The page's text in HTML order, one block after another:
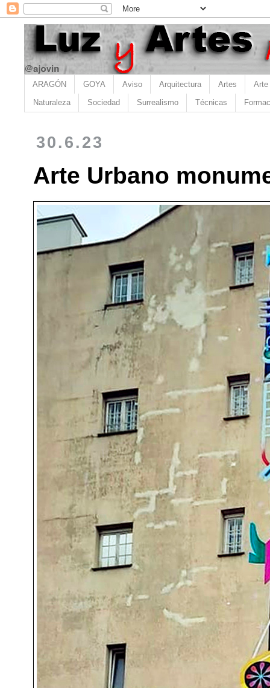
ARAGÓN GOYA Aviso Arquitectura Artes Arte
Naturaleza Sociedad Surrealismo Técnicas
30.6.23
Arte Urbano